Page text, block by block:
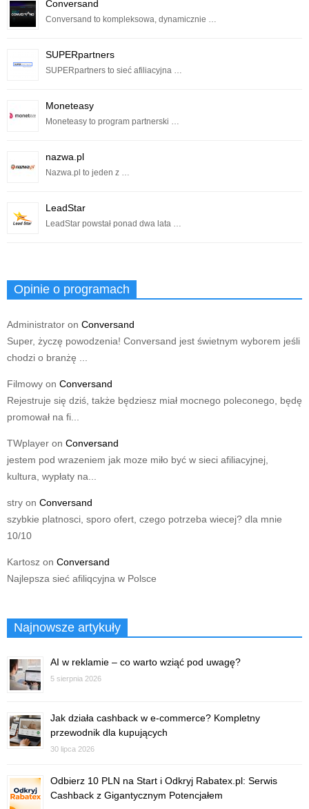
Conversand
Conversand to kompleksowa, dynamicznie …
SUPERpartners
SUPERpartners to sieć afiliacyjna …
Moneteasy
Moneteasy to program partnerski …
nazwa.pl
Nazwa.pl to jeden z …
LeadStar
LeadStar powstał ponad dwa lata …
Opinie o programach
Administrator on Conversand
Super, życzę powodzenia! Conversand jest świetnym wyborem jeśli
chodzi o branżę ...
Filmowy on Conversand
Rejestruje się dziś, także będziesz miał mocnego poleconego, będę
promował na fi...
TWplayer on Conversand
jestem pod wrazeniem jak moze miło być w sieci afiliacyjnej,
kultura, wypłaty na...
stry on Conversand
szybkie platnosci, sporo ofert, czego potrzeba wiecej? dla mnie
10/10
Kartosz on Conversand
Najlepsza sieć afiliqcyjna w Polsce
Najnowsze artykuły
AI w reklamie – co warto wziąć pod uwagę?
5 sierpnia 2026
Jak działa cashback w e-commerce? Kompletny
przewodnik dla kupujących
30 lipca 2026
Odbierz 10 PLN na Start i Odkryj Rabatex.pl: Serwis
Cashback z Gigantycznym Potencjałem